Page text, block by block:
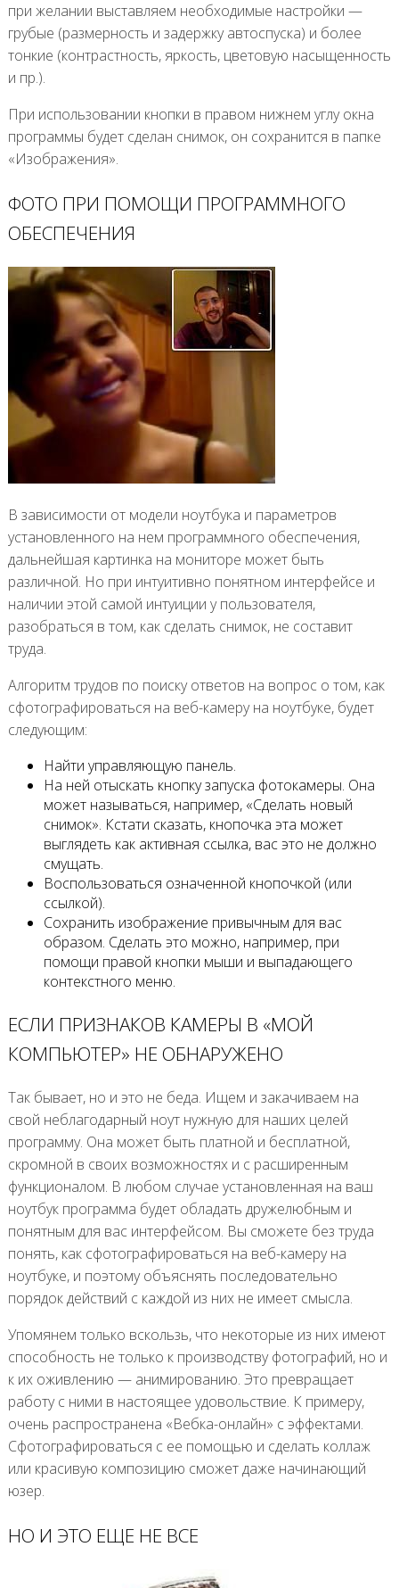
при желании выставляем необходимые настройки —
грубые (размерность и задержку автоспуска) и более
тонкие (контрастность, яркость, цветовую насыщенность
и пр.).
При использовании кнопки в правом нижнем углу окна
программы будет сделан снимок, он сохранится в папке
«Изображения».
ФОТО ПРИ ПОМОЩИ ПРОГРАММНОГО
ОБЕСПЕЧЕНИЯ
В зависимости от модели ноутбука и параметров
установленного на нем программного обеспечения,
дальнейшая картинка на мониторе может быть
различной. Но при интуитивно понятном интерфейсе и
наличии этой самой интуиции у пользователя,
разобраться в том, как сделать снимок, не составит
труда.
Алгоритм трудов по поиску ответов на вопрос о том, как
сфотографироваться на веб-камеру на ноутбуке, будет
следующим:
Найти управляющую панель.
На ней отыскать кнопку запуска фотокамеры. Она
может называться, например, «Сделать новый
снимок». Кстати сказать, кнопочка эта может
выглядеть как активная ссылка, вас это не должно
смущать.
Воспользоваться означенной кнопочкой (или
ссылкой).
Сохранить изображение привычным для вас
образом. Сделать это можно, например, при
помощи правой кнопки мыши и выпадающего
контекстного меню.
ЕСЛИ ПРИЗНАКОВ КАМЕРЫ В «МОЙ
КОМПЬЮТЕР» НЕ ОБНАРУЖЕНО
Так бывает, но и это не беда. Ищем и закачиваем на
свой неблагодарный ноут нужную для наших целей
программу. Она может быть платной и бесплатной,
скромной в своих возможностях и с расширенным
функционалом. В любом случае установленная на ваш
ноутбук программа будет обладать дружелюбным и
понятным для вас интерфейсом. Вы сможете без труда
понять, как сфотографироваться на веб-камеру на
ноутбуке, и поэтому объяснять последовательно
порядок действий с каждой из них не имеет смысла.
Упомянем только вскользь, что некоторые из них имеют
способность не только к производству фотографий, но и
к их оживлению — анимированию. Это превращает
работу с ними в настоящее удовольствие. К примеру,
очень распространена «Вебка-онлайн» с эффектами.
Сфотографироваться с ее помощью и сделать коллаж
или красивую композицию сможет даже начинающий
юзер.
НО И ЭТО ЕЩЕ НЕ ВСЕ